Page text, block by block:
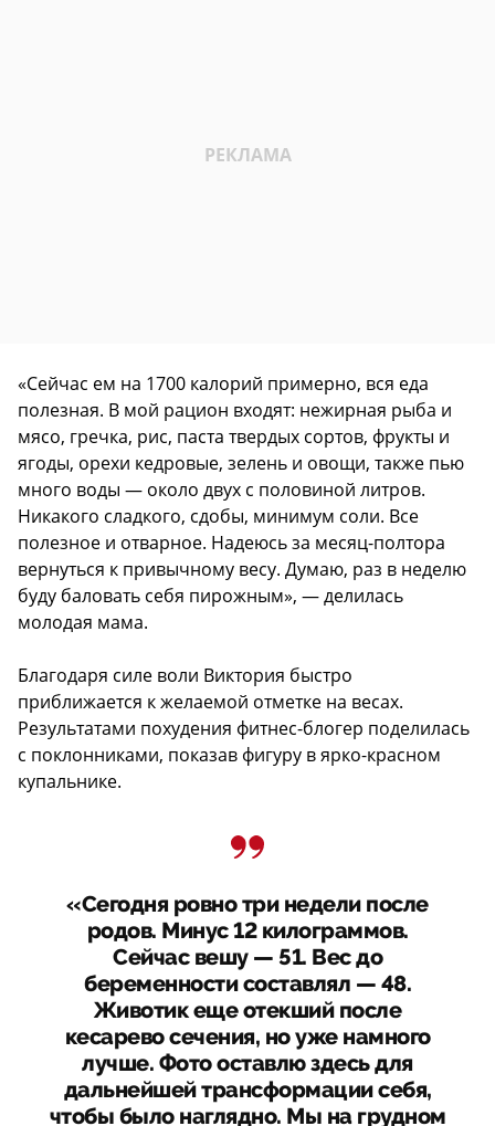
«Сейчас ем на 1700 калорий примерно, вся еда
полезная. В мой рацион входят: нежирная рыба и
мясо, гречка, рис, паста твердых сортов, фрукты и
ягоды, орехи кедровые, зелень и овощи, также пью
много воды — около двух с половиной литров.
Никакого сладкого, сдобы, минимум соли. Все
полезное и отварное. Надеюсь за месяц-полтора
вернуться к привычному весу. Думаю, раз в неделю
буду баловать себя пирожным», — делилась
молодая мама.
Благодаря силе воли Виктория быстро
приближается к желаемой отметке на весах.
Результатами похудения фитнес-блогер поделилась
с поклонниками, показав фигуру в ярко-красном
купальнике.
«Сегодня ровно три недели после
родов. Минус 12 килограммов.
Сейчас вешу — 51. Вес до
беременности составлял — 48.
Животик еще отекший после
кесарево сечения, но уже намного
лучше. Фото оставлю здесь для
дальнейшей трансформации себя,
чтобы было наглядно. Мы на грудном